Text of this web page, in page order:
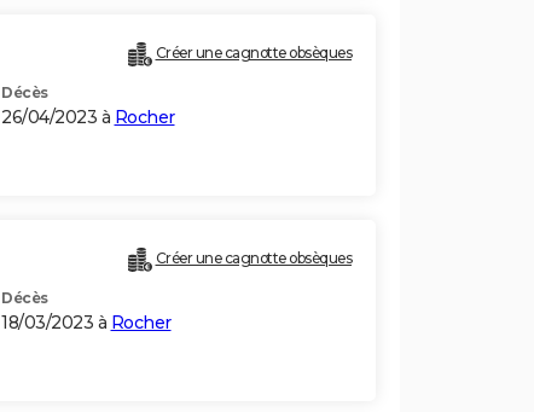
Créer une cagnotte obsèques
Décès
26/04/2023 à Rocher
Créer une cagnotte obsèques
Décès
18/03/2023 à Rocher